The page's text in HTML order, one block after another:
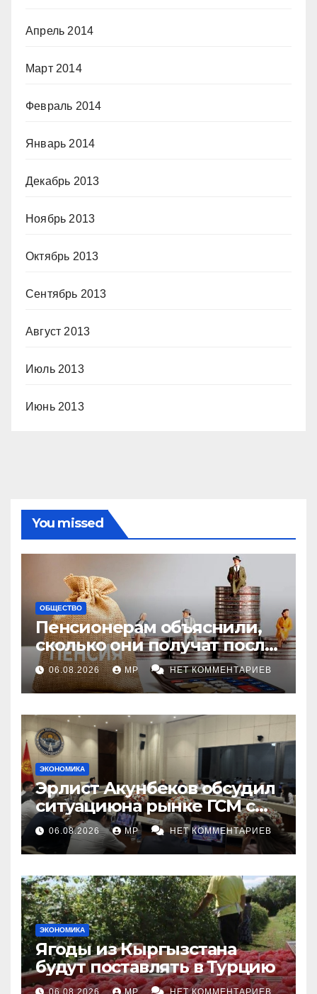
Апрель 2014
Март 2014
Февраль 2014
Январь 2014
Декабрь 2013
Ноябрь 2013
Октябрь 2013
Сентябрь 2013
Август 2013
Июль 2013
Июнь 2013
You missed
ОБЩЕСТВО
Пенсионерам объяснили,
сколько они получат после
индексации
06.08.2026 MP НЕТ КОММЕНТАРИЕВ
ЭКОНОМИКА
Эрлист Акунбеков обсудил
ситуациюна рынке ГСМ с
топливными компаниями
06.08.2026 MP НЕТ КОММЕНТАРИЕВ
ЭКОНОМИКА
Ягоды из Кыргызстана
будут поставлять в Турцию
06.08.2026 MP НЕТ КОММЕНТАРИЕВ